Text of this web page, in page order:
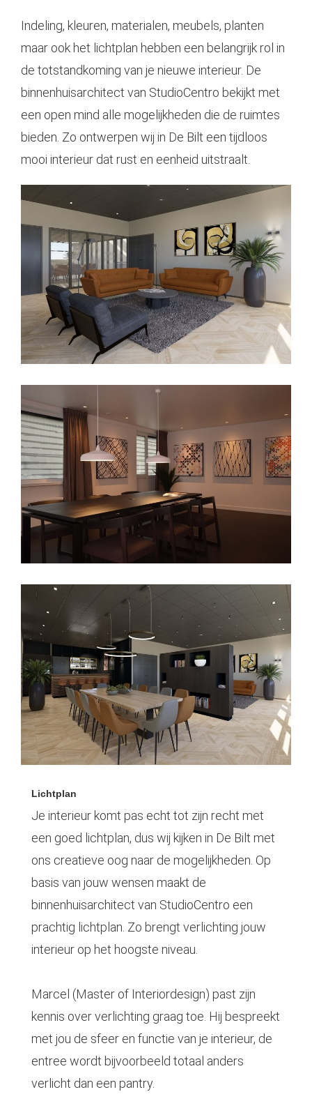
Indeling, kleuren, materialen, meubels, planten
maar ook het lichtplan hebben een belangrijk rol in
de totstandkoming van je nieuwe interieur. De
binnenhuisarchitect van StudioCentro bekijkt met
een open mind alle mogelijkheden die de ruimtes
bieden. Zo ontwerpen wij in De Bilt een tijdloos
mooi interieur dat rust en eenheid uitstraalt.
Lichtplan
Je interieur komt pas echt tot zijn recht met
een goed lichtplan, dus wij kijken in De Bilt met
ons creatieve oog naar de mogelijkheden. Op
basis van jouw wensen maakt de
binnenhuisarchitect van StudioCentro een
prachtig lichtplan. Zo brengt verlichting jouw
interieur op het hoogste niveau.
Marcel (Master of Interiordesign) past zijn
kennis over verlichting graag toe. Hij bespreekt
met jou de sfeer en functie van je interieur, de
entree wordt bijvoorbeeld totaal anders
verlicht dan een pantry.